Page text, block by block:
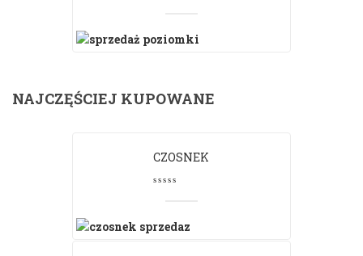
NAJCZĘŚCIEJ KUPOWANE
CZOSNEK